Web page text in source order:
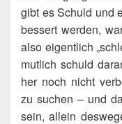
gibt es Schuld und
bes­sert wer­den,
also eigent­lich
mut­lich schuld
her noch nicht
zu suchen – und
sein, allein